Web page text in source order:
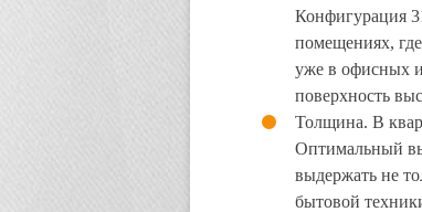
Конфигурация
помещениях,
уже в офисных и
поверхность
Толщина. В
Оптимальный
выдержать не
бытовой